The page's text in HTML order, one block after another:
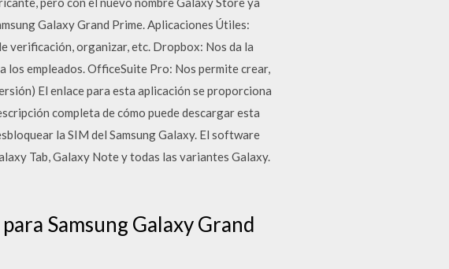
Galaxy Grand Prime. Aplicaciones Útiles:
verificación, organizar, etc. Dropbox: Nos da la
los empleados. OfficeSuite Pro: Nos permite crear,
El enlace para esta aplicación se proporciona
completa de cómo puede descargar esta
la SIM del Samsung Galaxy. El software
Tab, Galaxy Note y todas las variantes Galaxy.
Samsung Galaxy Grand